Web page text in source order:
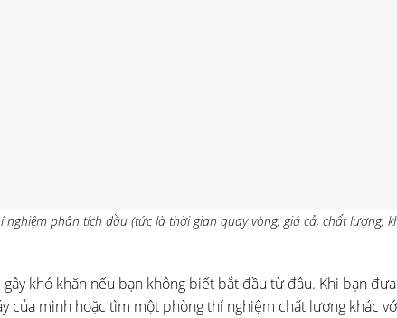
phân tích dầu (tức là thời gian quay vòng, giá cả, chất lượng,
khó khăn nếu bạn không biết bắt đầu từ đâu. Khi bạn
của mình hoặc tìm một phòng thí nghiệm chất lượng khác